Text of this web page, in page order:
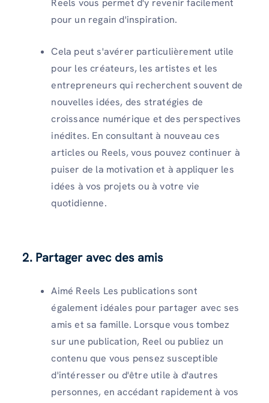
Reels vous permet d'y revenir facilement
pour un regain d'inspiration.
Cela peut s'avérer particulièrement utile
pour les créateurs, les artistes et les
entrepreneurs qui recherchent souvent de
nouvelles idées, des stratégies de
croissance numérique et des perspectives
inédites. En consultant à nouveau ces
articles ou Reels, vous pouvez continuer à
puiser de la motivation et à appliquer les
idées à vos projets ou à votre vie
quotidienne.
2. Partager avec des amis
Aimé Reels Les publications sont
également idéales pour partager avec ses
amis et sa famille. Lorsque vous tombez
sur une publication, Reel ou publiez un
contenu que vous pensez susceptible
d'intéresser ou d'être utile à d'autres
personnes, en accédant rapidement à vos